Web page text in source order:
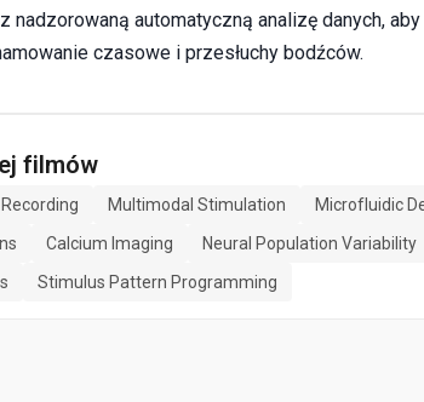
nadzorowaną automatyczną analizę danych,
czasowe i przesłuchy bodźców.
filmów
Multimodal Stimulation Microfluidic
Calcium Imaging Neural Population Variability
Stimulus Pattern Programming